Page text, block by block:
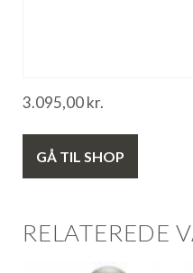
3.095,00kr.
GÅ TIL SHOP
RELATEREDE